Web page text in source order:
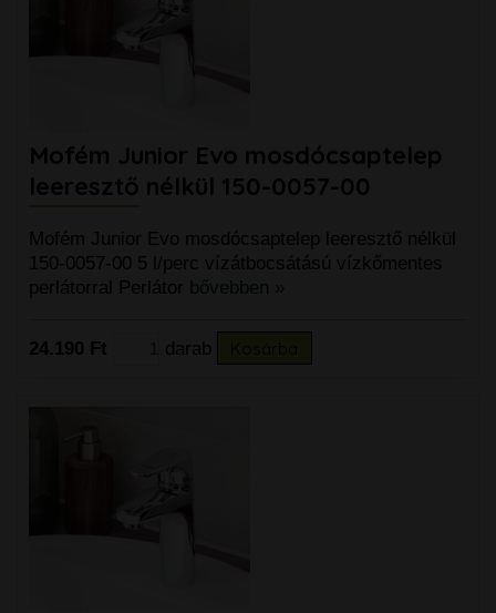
Mofém Junior Evo mosdócsaptelep
leeresztő nélkül 150-0057-00
Mofém Junior Evo mosdócsaptelep leeresztő nélkül
150-0057-00 5 l/perc vízátbocsátású vízkőmentes
perlátorral Perlátor bővebben »
24.190 Ft darab